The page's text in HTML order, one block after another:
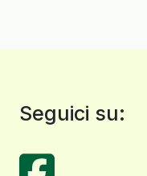
Seguici su: